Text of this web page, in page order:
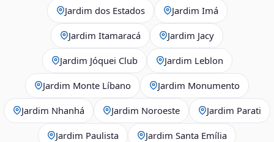
Jardim dos Estados Jardim Imá
Jardim Itamaracá Jardim Jacy
Jardim Jóquei Club Jardim Leblon
Jardim Monte Líbano Jardim Monumento
Jardim Nhanhá Jardim Noroeste Jardim Parati
Jardim Paulista Jardim Santa Emília